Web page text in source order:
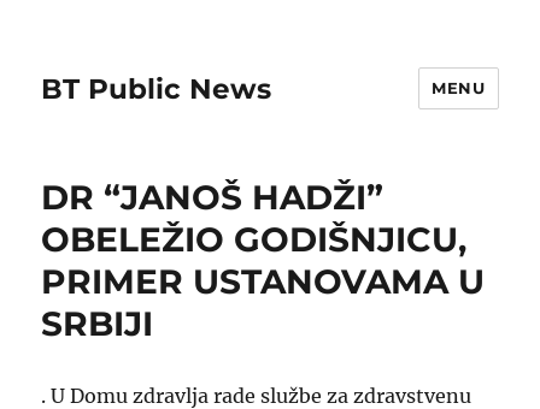
BT Public News MENU
DR “JANOŠ HADŽI”
OBELEŽIO GODIŠNJICU,
PRIMER USTANOVAMA U
SRBIJI
. U Domu zdravlja rade službe za zdravstvenu